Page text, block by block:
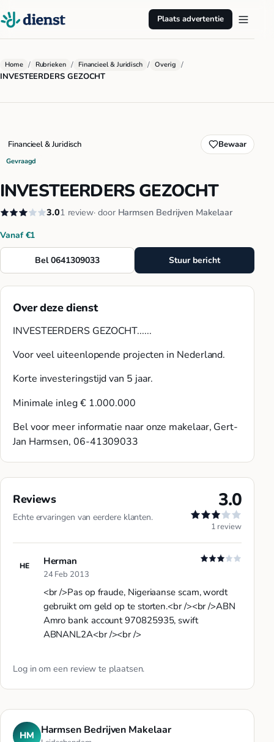
Plaats advertentie
Home / Rubrieken / Financieel & Juridisch / Overig /
INVESTEERDERS GEZOCHT
Financieel & Juridisch Bewaar
Gevraagd
INVESTEERDERS GEZOCHT
3.01 review· door Harmsen Bedrijven Makelaar
Vanaf €1
Bel 0641309033 Stuur bericht
Over deze dienst
INVESTEERDERS GEZOCHT......
Voor veel uiteenlopende projecten in Nederland.
Korte investeringstijd van 5 jaar.
Minimale inleg € 1.000.000
Bel voor meer informatie naar onze makelaar, Gert-
Jan Harmsen, 06-41309033
Reviews
Echte ervaringen van eerdere klanten.
3.0
1 review
HE Herman
24 Feb 2013
<br />Pas op fraude, Nigeriaanse scam, wordt
gebruikt om geld op te storten.<br /><br />ABN
Amro bank account 970825935, swift
ABNANL2A<br /><br />
Log in om een review te plaatsen.
HM Harmsen Bedrijven Makelaar